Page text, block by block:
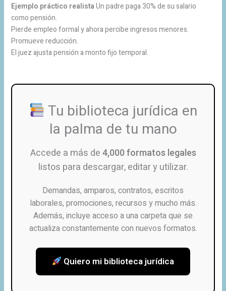
Ejemplo práctico realistaUn padre paga 30% de su salario
como pensión.
Pierde empleo formal y ahora percibe ingresos menores.
Promueve reducción.
El juez ajusta pensión a monto fijo temporal.
Tu biblioteca jurídica en
la palma de tu mano
Accede a más de4,000 formatos legales
listos para descargar, editar y utilizar.
Demandas, amparos, contratos, escritos
laborales, promociones, recursos y mucho más.
Además, incluye acceso a una carpeta que se
actualiza constantemente con nuevos formatos.
Quiero mi biblioteca jurídica